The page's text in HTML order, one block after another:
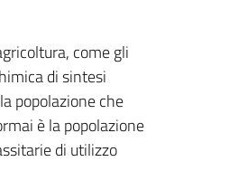
come gli
di sintesi
popolazione che
è la popolazione
di utilizzo